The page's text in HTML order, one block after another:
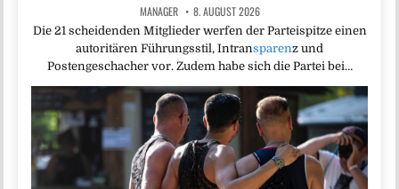
MANAGER 8. AUGUST 2026
Die 21 scheidenden Mitglieder werfen der Parteispitze einen
autoritären Führungsstil, Intransparenz und
Postengeschacher vor. Zudem habe sich die Partei bei…